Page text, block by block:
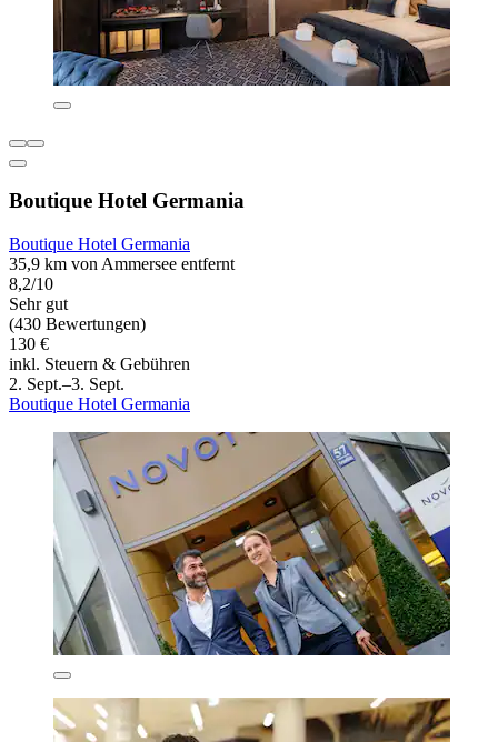
Boutique Hotel Germania
Boutique Hotel Germania
35,9 km von Ammersee entfernt
8,2/10
Sehr gut
(430 Bewertungen)
130 €
inkl. Steuern & Gebühren
2. Sept.–3. Sept.
Boutique Hotel Germania